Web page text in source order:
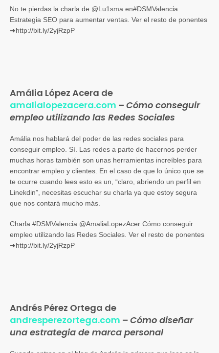
No te pierdas la charla de @Lu1sma en#DSMValencia
Estrategia SEO para aumentar ventas. Ver el resto de ponentes
➜http://bit.ly/2yjRzpP
Amália López Acera de
amalialopezacera.com – Cómo conseguir
empleo utilizando las Redes Sociales
Amália nos hablará del poder de las redes sociales para
conseguir empleo. Sí. Las redes a parte de hacernos perder
muchas horas también son unas herramientas increíbles para
encontrar empleo y clientes. En el caso de que lo único que se
te ocurre cuando lees esto es un, “claro, abriendo un perfil en
Linekdin”, necesitas escuchar su charla ya que estoy segura
que nos contará mucho más.
Charla #DSMValencia @AmaliaLopezAcer Cómo conseguir
empleo utilizando las Redes Sociales. Ver el resto de ponentes
➜http://bit.ly/2yjRzpP
Andrés Pérez Ortega de
andresperezortega.com – Cómo diseñar
una estrategia de marca personal